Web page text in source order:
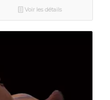
Voir les détails